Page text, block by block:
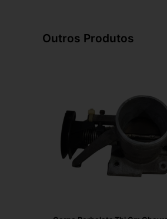
Outros Produtos